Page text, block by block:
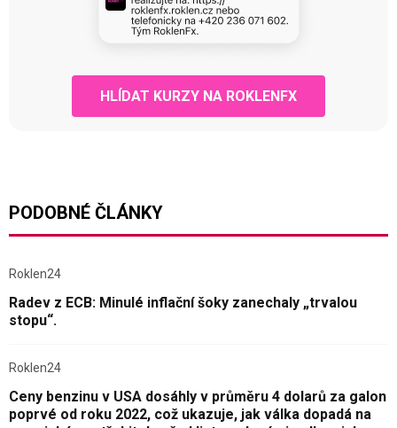
HLÍDAT KURZY NA ROKLENFX
PODOBNÉ ČLÁNKY
Roklen24
Radev z ECB: Minulé inflační šoky zanechaly „trvalou
stopu“.
Roklen24
Ceny benzinu v USA dosáhly v průměru 4 dolarů za galon
poprvé od roku 2022, což ukazuje, jak válka dopadá na